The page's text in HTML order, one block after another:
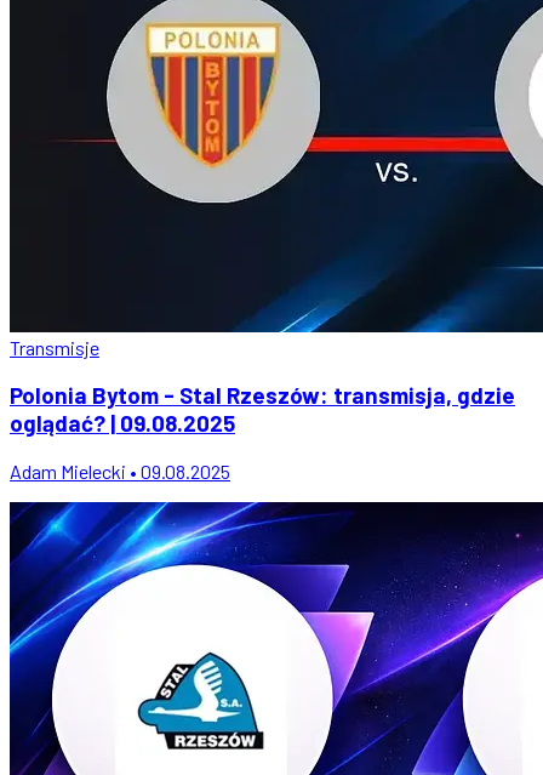
Transmisje
Polonia Bytom - Stal Rzeszów: transmisja, gdzie
oglądać? | 09.08.2025
Adam Mielecki • 09.08.2025